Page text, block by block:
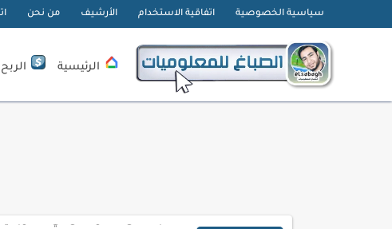
سياسية الخصوصية اتفاقية الاستخدام الأرشيف من نحن
الرئيسية الربح